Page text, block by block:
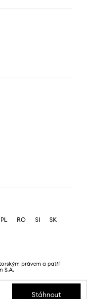
PL RO SI
SK
právem a patří
S.A.
Stáhnout